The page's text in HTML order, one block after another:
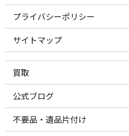
プライバシーポリシー
サイトマップ
買取
公式ブログ
不要品・遺品片付け